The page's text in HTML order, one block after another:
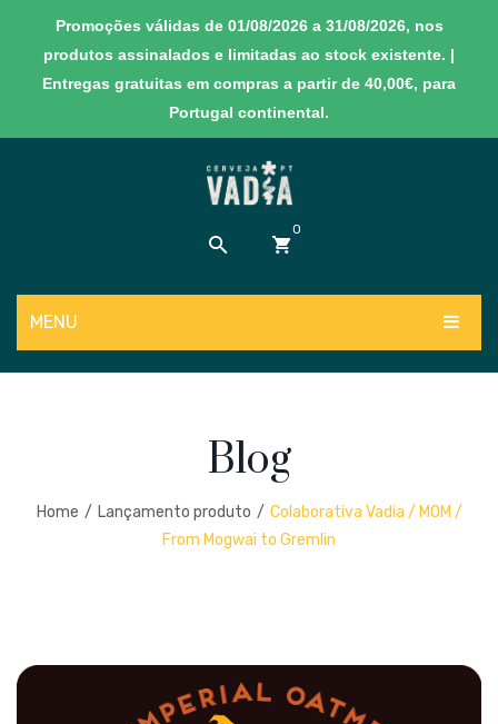
Promoções válidas de 01/08/2026 a 31/08/2026, nos
produtos assinalados e limitadas ao stock existente. |
Entregas gratuitas em compras a partir de 40,00€, para
Portugal continental.
0
MENU
PRODUTOS
Edições Limitadas
BLOG
Blog
Home / Lançamento produto / Colaborativa Vadia / MOM /
From Mogwai to Gremlin